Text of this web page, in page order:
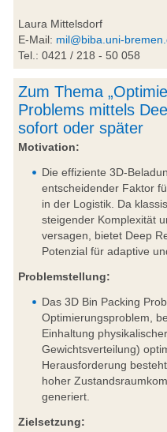
Laura Mittelsdorf
E-Mail: mil@biba.uni-
Tel.: 0421 / 218 - 50 058
Zum Thema
Problems mittels
sofort oder später
Motivation:
Die effiziente 3D-
entscheidender Faktor
in der Logistik. Da
steigender Komplexität
versagen, bietet Deep
Potenzial für adaptive
Problemstellung:
Das 3D Bin Packing
Optimierungsproblem,
Einhaltung
Gewichtsverteilung)
Herausforderung
hoher
generiert.
Zielsetzung: